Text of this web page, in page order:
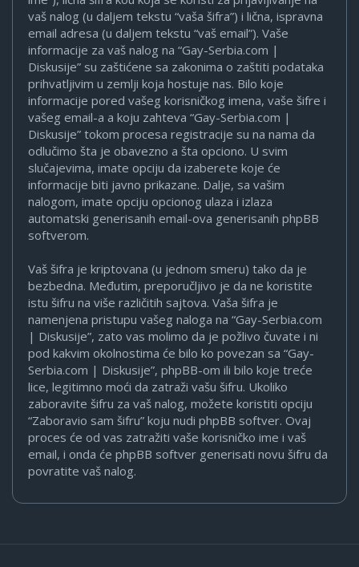
vaš nalog (u daljem tekstu “vaša šifra”) i lična, ispravna
email adresa (u daljem tekstu “vaš email”). Vaše
informacije za vaš nalog na “Gay-Serbia.com |
Diskusije” su zaštićene sa zakonima o zaštiti podataka
prihvatljivim u zemlji koja hostuje nas. Bilo koje
informacije pored vašeg korisničkog imena, vaše šifre i
vašeg email-a a koju zahteva “Gay-Serbia.com |
Diskusije” tokom procesa registracije su na nama da
odlučimo šta je obavezno a šta opciono. U svim
slučajevima, imate opciju da izaberete koje će
informacije biti javno prikazane. Dalje, sa vašim
nalogom, imate opciju opcionog ulaza i izlaza
automatski generisanih email-ova generisanih phpBB
softverom.
Vaš šifra je kriptovana (u jednom smeru) tako da je
bezbedna. Međutim, preporučljivo je da ne koristite
istu šifru na više različitih sajtova. Vaša šifra je
namenjena pristupu vašeg naloga na “Gay-Serbia.com
| Diskusije”, zato vas molimo da je požlivo čuvate i ni
pod kakvim okolnostima će bilo ko povezan sa “Gay-
Serbia.com | Diskusije”, phpBB-om ili bilo koje treće
lice, legitimno moći da zatraži vašu šifru. Ukoliko
zaboravite šifru za vaš nalog, možete koristiti opciju
“Zaboravio sam šifru” koju nudi phpBB softver. Ovaj
proces će od vas zatražiti vaše korisničko ime i vaš
email, i onda će phpBB softver generisati novu šifru da
povratite vaš nalog.